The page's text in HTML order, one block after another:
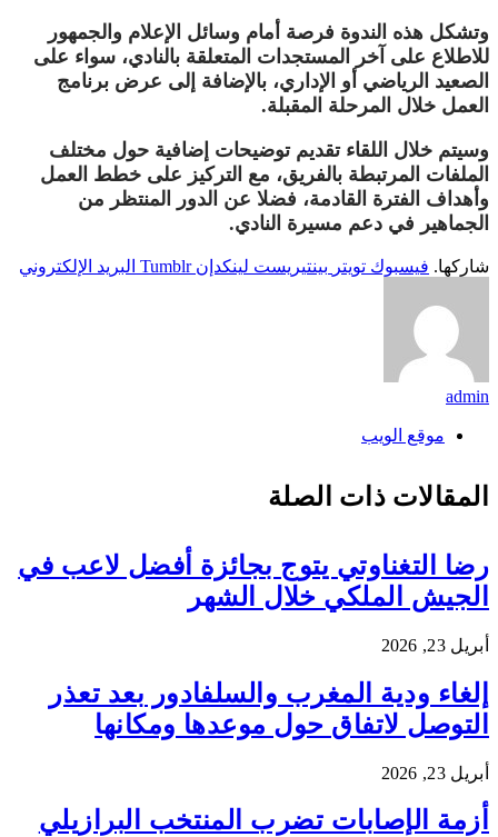
وتشكل هذه الندوة فرصة أمام وسائل الإعلام والجمهور
للاطلاع على آخر المستجدات المتعلقة بالنادي، سواء على
الصعيد الرياضي أو الإداري، بالإضافة إلى عرض برنامج
العمل خلال المرحلة المقبلة.
وسيتم خلال اللقاء تقديم توضيحات إضافية حول مختلف
الملفات المرتبطة بالفريق، مع التركيز على خطط العمل
وأهداف الفترة القادمة، فضلا عن الدور المنتظر من
الجماهير في دعم مسيرة النادي.
شاركها. فيسبوك تويتر بينتيريست لينكدإن Tumblr البريد الإلكتروني
admin
موقع الويب
المقالات ذات الصلة
رضا التغناوتي يتوج بجائزة أفضل لاعب في
الجيش الملكي خلال الشهر
أبريل 23, 2026
إلغاء ودية المغرب والسلفادور بعد تعذر
التوصل لاتفاق حول موعدها ومكانها
أبريل 23, 2026
أزمة الإصابات تضرب المنتخب البرازيلي